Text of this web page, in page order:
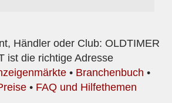
Händler oder Club: OLDTIMER
ist die richtige Adresse
• Branchenbuch •
• FAQ und Hilfethemen